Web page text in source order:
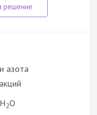
азота
2O